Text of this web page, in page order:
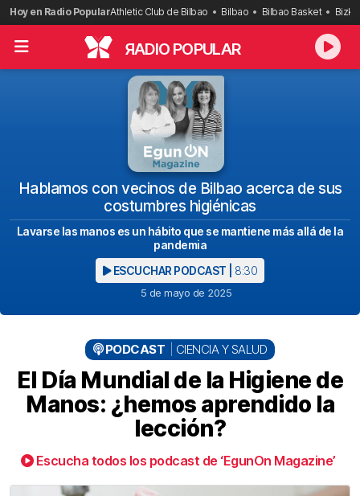
Saltar
al
contenido
Hoy en Radio PopularAthletic Club de Bilbao Bilbao Bilbao Basket
RADIO POPULAR
Hablamos con vecinos de Bilbao acerca de sus
costumbres higiénicas
Lavarse las manos es un hábito que se mantiene más allá de la
pandemia
ESCUCHAR PODCAST | 8:30
5 de mayo de 2025
PODCAST CIENCIA Y SALUD
El Día Mundial de la Higiene de
Manos: ¿hemos aprendido la
lección?
Escucha todos los podcast de ‘EgunOn Magazine’